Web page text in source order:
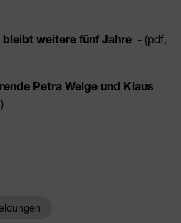
weitere fünf Jahre - (pdf,
Petra Welge und Klaus